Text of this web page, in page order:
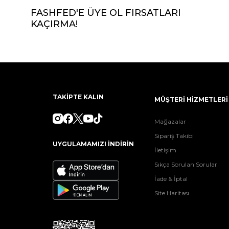
FASHFED'E ÜYE OL FIRSATLARI
KAÇIRMA!
TAKİPTE KALIN
UYGULAMAMIZI İNDİRİN
MÜŞTERİ HİZMETLERİ
Mağazalar
Sipariş Takibi
İletişim
Sıkça Sorulan Sorular
İade & İptal
Site Haritası